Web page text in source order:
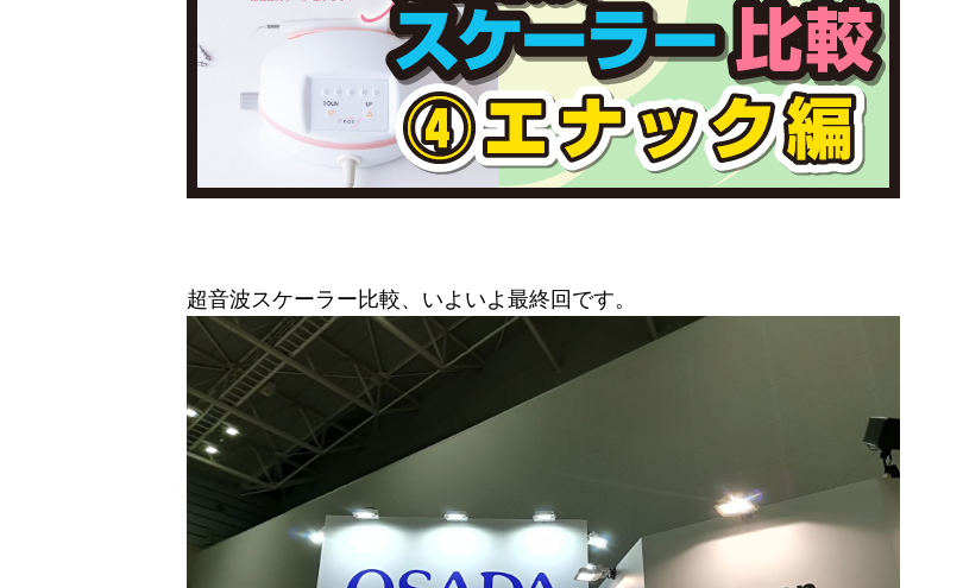
超音波スケーラー比較、いよいよ最終回です。